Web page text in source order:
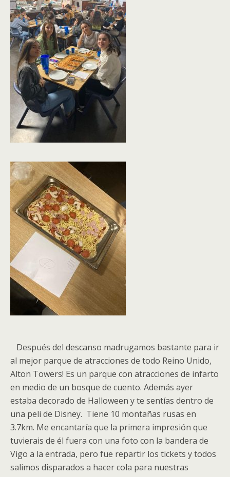
Después del descanso madrugamos bastante para ir
al mejor parque de atracciones de todo Reino Unido,
Alton Towers! Es un parque con atracciones de infarto
en medio de un bosque de cuento. Además ayer
estaba decorado de Halloween y te sentías dentro de
una peli de Disney. Tiene 10 montañas rusas en
3.7km. Me encantaría que la primera impresión que
tuvierais de él fuera con una foto con la bandera de
Vigo a la entrada, pero fue repartir los tickets y todos
salimos disparados a hacer cola para nuestras